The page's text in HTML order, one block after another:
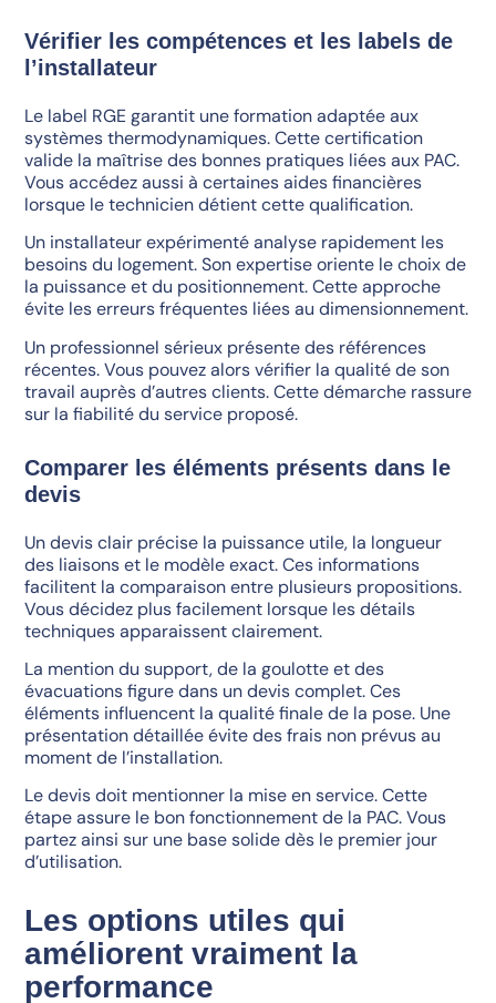
Vérifier les compétences et les labels de
l’installateur
Le label RGE garantit une formation adaptée aux
systèmes thermodynamiques. Cette certification
valide la maîtrise des bonnes pratiques liées aux PAC.
Vous accédez aussi à certaines aides financières
lorsque le technicien détient cette qualification.
Un installateur expérimenté analyse rapidement les
besoins du logement. Son expertise oriente le choix de
la puissance et du positionnement. Cette approche
évite les erreurs fréquentes liées au dimensionnement.
Un professionnel sérieux présente des références
récentes. Vous pouvez alors vérifier la qualité de son
travail auprès d’autres clients. Cette démarche rassure
sur la fiabilité du service proposé.
Comparer les éléments présents dans le
devis
Un devis clair précise la puissance utile, la longueur
des liaisons et le modèle exact. Ces informations
facilitent la comparaison entre plusieurs propositions.
Vous décidez plus facilement lorsque les détails
techniques apparaissent clairement.
La mention du support, de la goulotte et des
évacuations figure dans un devis complet. Ces
éléments influencent la qualité finale de la pose. Une
présentation détaillée évite des frais non prévus au
moment de l’installation.
Le devis doit mentionner la mise en service. Cette
étape assure le bon fonctionnement de la PAC. Vous
partez ainsi sur une base solide dès le premier jour
d’utilisation.
Les options utiles qui
améliorent vraiment la
performance